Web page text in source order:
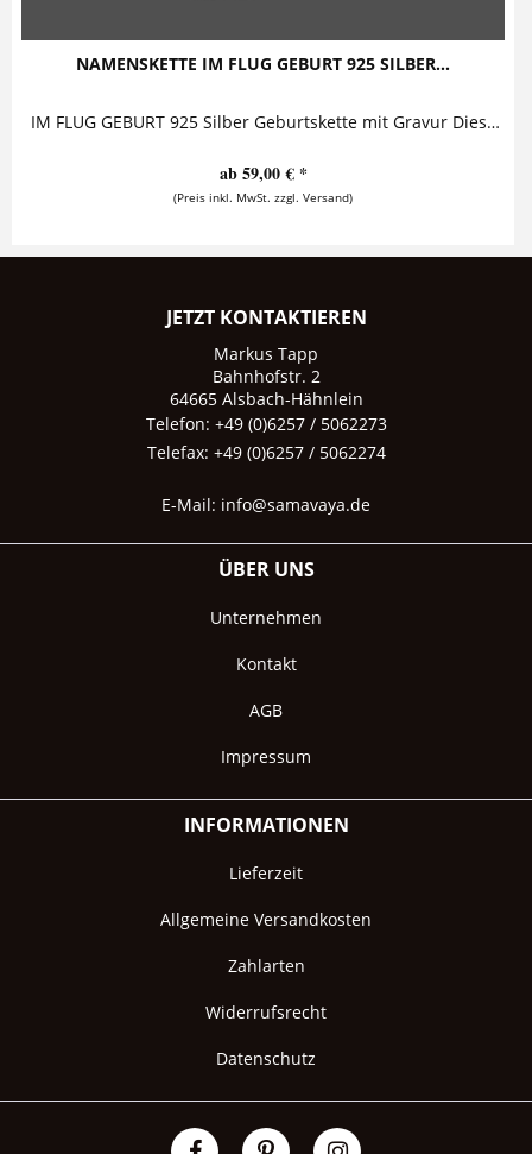
NAMENSKETTE IM FLUG GEBURT 925 SILBER...
IM FLUG GEBURT 925 Silber Geburtskette mit Gravur Diese Geburtskette besteht aus zwei personalisierten Anhängern, die zusammen an einer Öse...
ab 59,00 € *
(Preis inkl. MwSt. zzgl. Versand)
JETZT KONTAKTIEREN
Markus Tapp
Bahnhofstr. 2
64665 Alsbach-Hähnlein
Telefon: +49 (0)6257 / 5062273
Telefax: +49 (0)6257 / 5062274
E-Mail: info@samavaya.de
ÜBER UNS
Unternehmen
Kontakt
AGB
Impressum
INFORMATIONEN
Lieferzeit
Allgemeine Versandkosten
Zahlarten
Widerrufsrecht
Datenschutz